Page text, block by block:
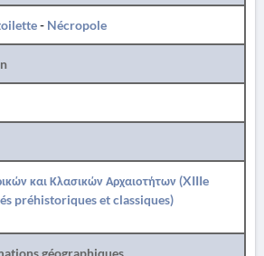
- Nécropole
και Κλασικών Αρχαιοτήτων (XIIIe
préhistoriques et classiques)
géographiques